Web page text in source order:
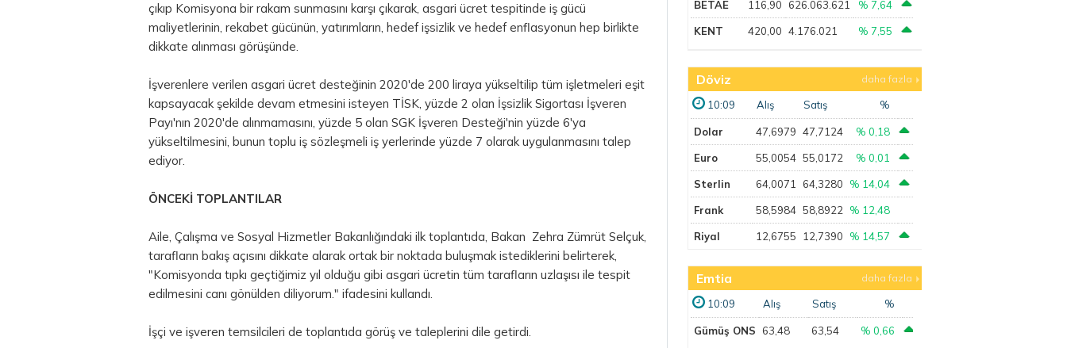
çıkıp Komisyona bir rakam sunmasını karşı çıkarak, asgari ücret tespitinde iş gücü
maliyetlerinin, rekabet gücünün, yatırımların, hedef işsizlik ve hedef enflasyonun hep birlikte
dikkate alınması görüşünde.
İşverenlere verilen asgari ücret desteğinin 2020'de 200 liraya yükseltilip tüm işletmeleri eşit
kapsayacak şekilde devam etmesini isteyen TİSK, yüzde 2 olan İşsizlik Sigortası İşveren
Payı'nın 2020'de alınmamasını, yüzde 5 olan SGK İşveren Desteği'nin yüzde 6'ya
yükseltilmesini, bunun toplu iş sözleşmeli iş yerlerinde yüzde 7 olarak uygulanmasını talep
ediyor.
ÖNCEKİ TOPLANTILAR
Aile, Çalışma ve Sosyal Hizmetler Bakanlığındaki ilk toplantıda, Bakan Zehra Zümrüt Selçuk,
tarafların bakış açısını dikkate alarak ortak bir noktada buluşmak istediklerini belirterek,
"Komisyonda tıpkı geçtiğimiz yıl olduğu gibi asgari ücretin tüm tarafların uzlaşısı ile tespit
edilmesini canı gönülden diliyorum." ifadesini kullandı.
İşçi ve işveren temsilcileri de toplantıda görüş ve taleplerini dile getirdi.
BETAE 116,90 626.063.621 % 7,64
KENT 420,00 4.176.021 % 7,55
Döviz daha fazla
10:09 Alış Satış %
Dolar 47,6979 47,7124 % 0,18
Euro 55,0054 55,0172 % 0,01
Sterlin 64,0071 64,3280 % 14,04
Frank 58,5984 58,8922 % 12,48
Riyal 12,6755 12,7390 % 14,57
Emtia daha fazla
10:09 Alış Satış %
Gümüş ONS 63,48 63,54
% 0,66